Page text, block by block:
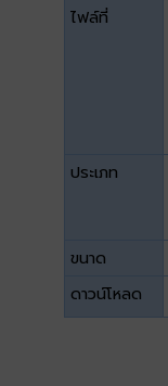
ไฟล์ที่
ประเภท
ขนาด
ดาวน์โหลด